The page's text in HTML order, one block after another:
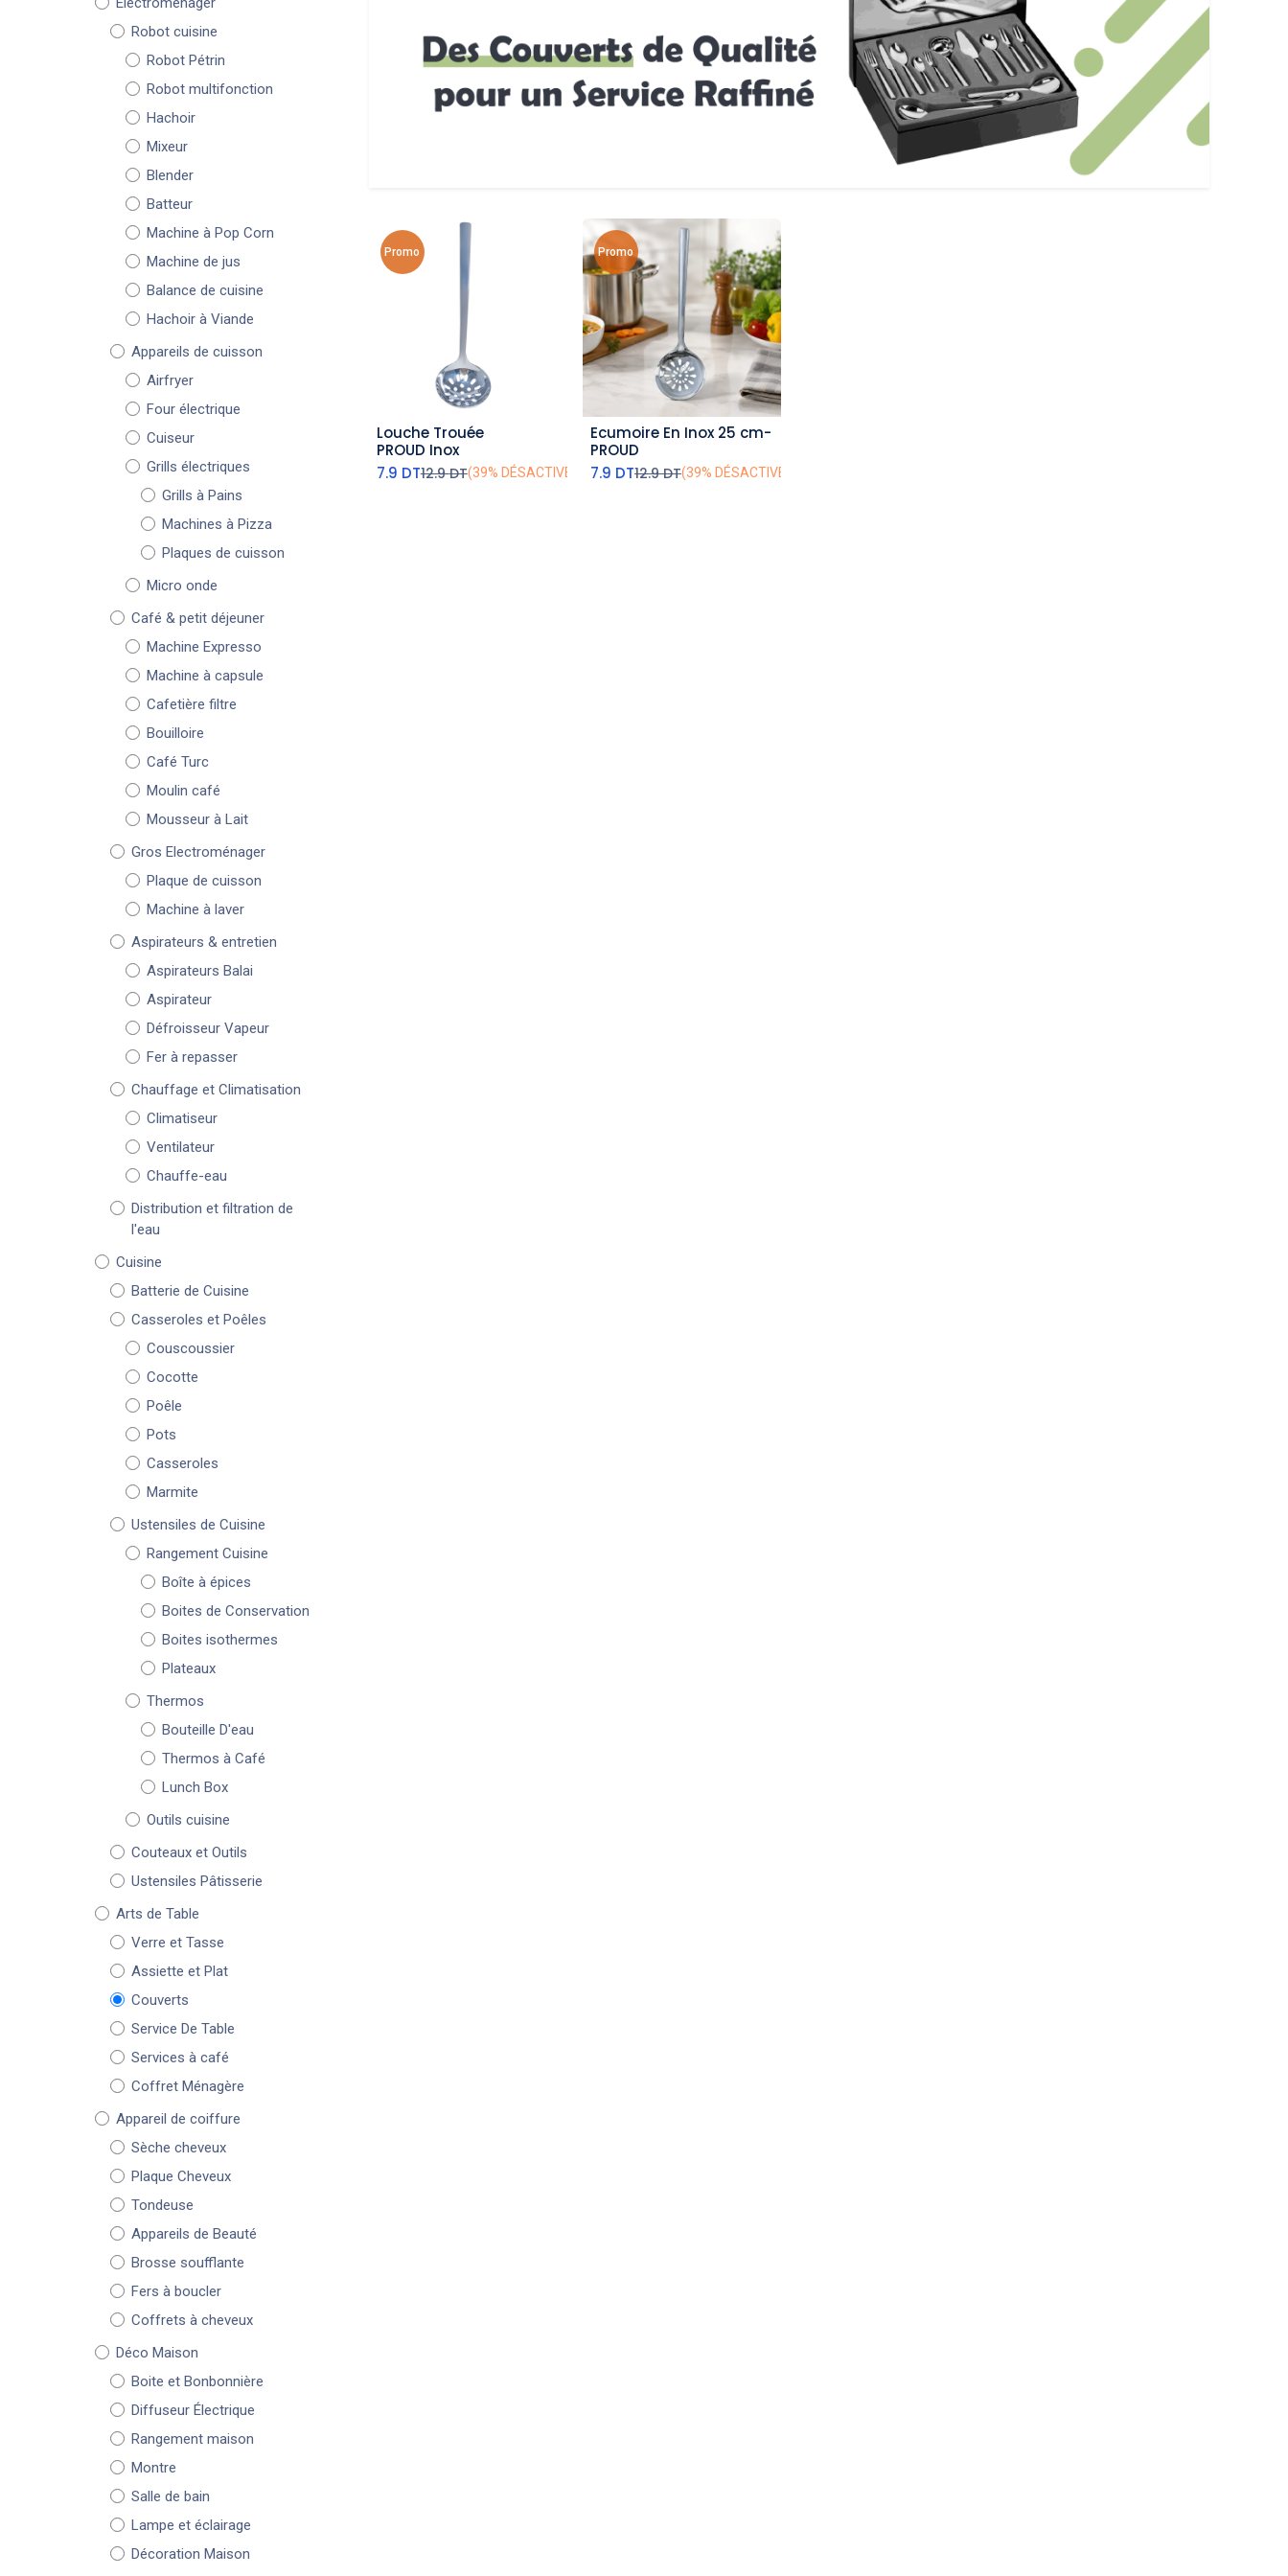
Robot cuisine
Robot Pétrin
Robot multifonction
Hachoir
Mixeur
Blender
Batteur
Machine à Pop Corn
Machine de jus
Balance de cuisine
Hachoir à Viande
Appareils de cuisson
Airfryer
Four électrique
Cuiseur
Grills électriques
Grills à Pains
Machines à Pizza
Plaques de cuisson
Micro onde
Café & petit déjeuner
Machine Expresso
Machine à capsule
Cafetière filtre
Bouilloire
Café Turc
Moulin café
Mousseur à Lait
Gros Electroménager
Plaque de cuisson
Machine à laver
Aspirateurs & entretien
Aspirateurs Balai
Aspirateur
Défroisseur Vapeur
Fer à repasser
Chauffage et Climatisation
Climatiseur
Ventilateur
Chauffe-eau
Distribution et filtration de
l'eau
Cuisine
Batterie de Cuisine
Casseroles et Poêles
Couscoussier
Cocotte
Poêle
Pots
Casseroles
Marmite
Ustensiles de Cuisine
Rangement Cuisine
Boîte à épices
Boites de Conservation
Boites isothermes
Plateaux
Thermos
Bouteille D'eau
Thermos à Café
Lunch Box
Outils cuisine
Couteaux et Outils
Ustensiles Pâtisserie
Arts de Table
Verre et Tasse
Assiette et Plat
Couverts
Service De Table
Services à café
Coffret Ménagère
Appareil de coiffure
Sèche cheveux
Plaque Cheveux
Tondeuse
Appareils de Beauté
Brosse soufflante
Fers à boucler
Coffrets à cheveux
Déco Maison
Boite et Bonbonnière
Diffuseur Électrique
Rangement maison
Montre
Salle de bain
Lampe et éclairage
Décoration Maison
Promo
ajouter au panier
Louche Trouée
PROUD Inox
7.9 DT12.9DT(39% DÉSACTIVÉ)
Promo
ajouter au panier
Ecumoire En Inox 25 cm-
PROUD
7.9 DT12.9DT(39% DÉSACTIVÉ)